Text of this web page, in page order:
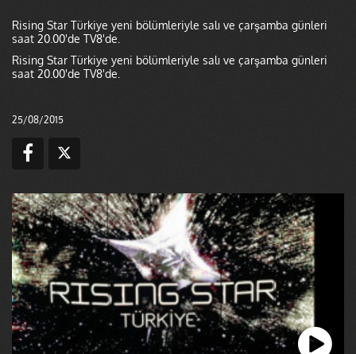
Rising Star Türkiye yeni bölümleriyle salı ve çarşamba günleri
saat 20.00'de TV8'de.
Rising Star Türkiye yeni bölümleriyle salı ve çarşamba günleri
saat 20.00'de TV8'de.
25/08/2015